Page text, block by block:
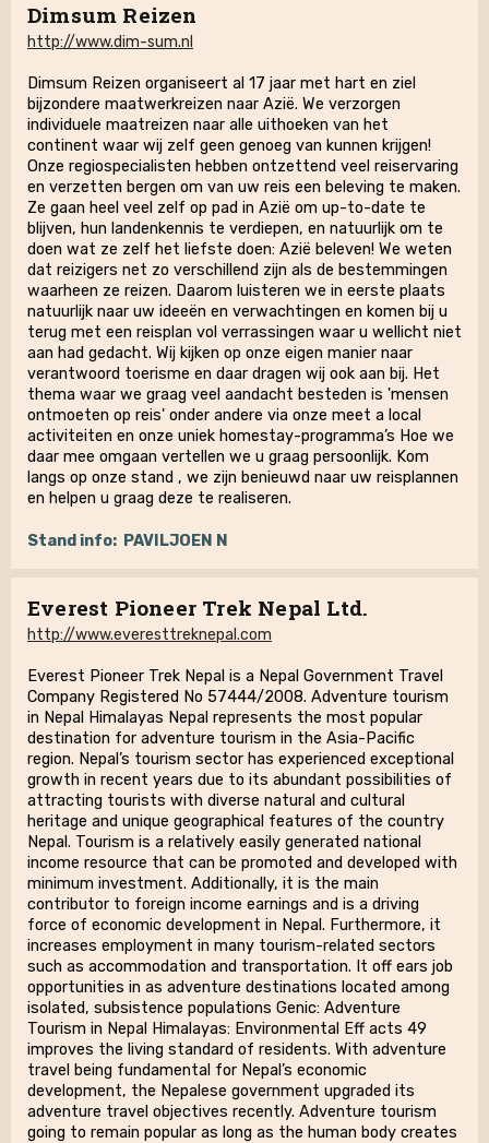
Dimsum Reizen
http://www.dim-sum.nl
Dimsum Reizen organiseert al 17 jaar met hart en ziel
bijzondere maatwerkreizen naar Azië. We verzorgen
individuele maatreizen naar alle uithoeken van het
continent waar wij zelf geen genoeg van kunnen krijgen!
Onze regiospecialisten hebben ontzettend veel reiservaring
en verzetten bergen om van uw reis een beleving te maken.
Ze gaan heel veel zelf op pad in Azië om up-to-date te
blijven, hun landenkennis te verdiepen, en natuurlijk om te
doen wat ze zelf het liefste doen: Azië beleven! We weten
dat reizigers net zo verschillend zijn als de bestemmingen
waarheen ze reizen. Daarom luisteren we in eerste plaats
natuurlijk naar uw ideeën en verwachtingen en komen bij u
terug met een reisplan vol verrassingen waar u wellicht niet
aan had gedacht. Wij kijken op onze eigen manier naar
verantwoord toerisme en daar dragen wij ook aan bij. Het
thema waar we graag veel aandacht besteden is 'mensen
ontmoeten op reis' onder andere via onze meet a local
activiteiten en onze uniek homestay-programma’s Hoe we
daar mee omgaan vertellen we u graag persoonlijk. Kom
langs op onze stand , we zijn benieuwd naar uw reisplannen
en helpen u graag deze te realiseren.
Stand info: PAVILJOEN N
Everest Pioneer Trek Nepal Ltd.
http://www.everesttreknepal.com
Everest Pioneer Trek Nepal is a Nepal Government Travel
Company Registered No 57444/2008. Adventure tourism
in Nepal Himalayas Nepal represents the most popular
destination for adventure tourism in the Asia-Pacific
region. Nepal’s tourism sector has experienced exceptional
growth in recent years due to its abundant possibilities of
attracting tourists with diverse natural and cultural
heritage and unique geographical features of the country
Nepal. Tourism is a relatively easily generated national
income resource that can be promoted and developed with
minimum investment. Additionally, it is the main
contributor to foreign income earnings and is a driving
force of economic development in Nepal. Furthermore, it
increases employment in many tourism-related sectors
such as accommodation and transportation. It off ears job
opportunities in as adventure destinations located among
isolated, subsistence populations Genic: Adventure
Tourism in Nepal Himalayas: Environmental Eff acts 49
improves the living standard of residents. With adventure
travel being fundamental for Nepal’s economic
development, the Nepalese government upgraded its
adventure travel objectives recently. Adventure tourism
going to remain popular as long as the human body creates